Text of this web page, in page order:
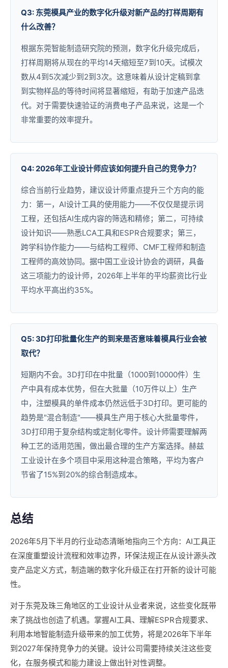
Q3: 东莞模具产业的数字化升级对新产品的打样周期有
什么改善？
根据东莞智能制造研究院的预测，数字化升级完成后，
打样周期将从现在的平均14天缩短至7到10天。试模次
数从4到5次减少到2到3次。这意味着从设计定稿到拿
到实物样品的等待时间将显著缩短，有助于加速产品迭
代。对于需要快速验证的消费电子产品来说，这是一个
非常重要的效率提升。
Q4: 2026年工业设计师应该如何提升自己的竞争力？
综合当前行业趋势，建议设计师重点提升三个方向的能
力：第一，AI设计工具的使用能力——不仅仅是提示词
工程，还包括AI生成内容的筛选和精修；第二，可持续
设计知识——熟悉LCA工具和ESPR合规要求；第三，
跨学科协作能力——与结构工程师、CMF工程师和制造
工程师的高效协同。据中国工业设计协会的调研，具备
这三项能力的设计师，2026年上半年的平均薪资比行业
平均水平高出约35%。
Q5: 3D打印批量化生产的到来是否意味着模具行业会被
取代？
短期内不会。3D打印在中批量（1000到10000件）生
产中具有成本优势，但在大批量（10万件以上）生产
中，注塑模具的单件成本仍然远低于3D打印。更可能的
趋势是"混合制造"——模具生产用于核心大批量零件，
3D打印用于复杂结构或定制化零件。设计师需要理解两
种工艺的适用范围，做出最合理的生产方案选择。赫兹
工业设计在多个项目中采用这种混合策略，平均为客户
节省了15%到20%的综合制造成本。
总结
2026年5月下半月的行业动态清晰地指向三个方向：AI工具正
在深度重塑设计流程和效率边界，环保法规正在从设计源头改
变产品定义方式，制造端的数字化升级正在打开新的设计可能
性。
对于东莞及珠三角地区的工业设计从业者来说，这些变化既带
来了挑战也创造了机遇。掌握AI工具、理解ESPR合规要求、
利用本地智能制造升级带来的加工优势，将是2026年下半年
到2027年保持竞争力的关键。设计公司需要持续关注这些变
化，在服务模式和能力建设上做出针对性调整。